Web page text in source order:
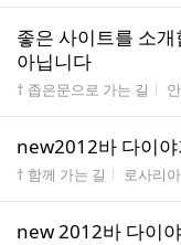
좋은 사이트를 소
아닙니다
게시판명
† 좁은문으로 가는 길
new2012바 다이야
게시판명
† 함께 가는 길 작성자
로사리아
new 2012바 다이